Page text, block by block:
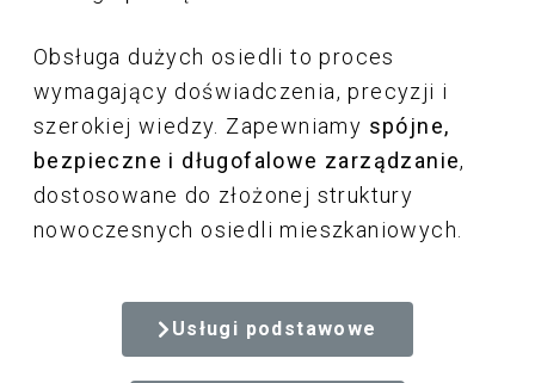
Obsługa dużych osiedli to proces
wymagający doświadczenia, precyzji i
szerokiej wiedzy. Zapewniamy spójne,
bezpieczne i długofalowe zarządzanie,
dostosowane do złożonej struktury
nowoczesnych osiedli mieszkaniowych.
Usługi podstawowe